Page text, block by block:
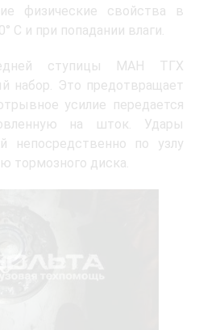
физические свойства в
C и при попадании влаги.
ступицы МАН ТГХ
набор. Это предотвращает
усилие передается
на шток. Удары
непосредственно по узлу
тормозного диска.